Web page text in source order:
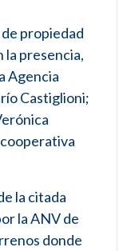
propiedad
la presencia,
Agencia
Castiglioni;
la citada
la ANV de
donde